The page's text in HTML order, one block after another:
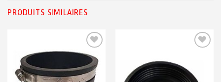
PRODUITS SIMILAIRES
Ajouter
à ma
liste de
souhaits
liste de
souhaits